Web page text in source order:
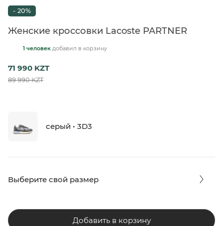
- 20%
Женские кроссовки Lacoste PARTNER
1 человек добавил в корзину
71 990 KZT
89 990 KZT
серый • 3D3
Выберите свой размер
Добавить в корзину